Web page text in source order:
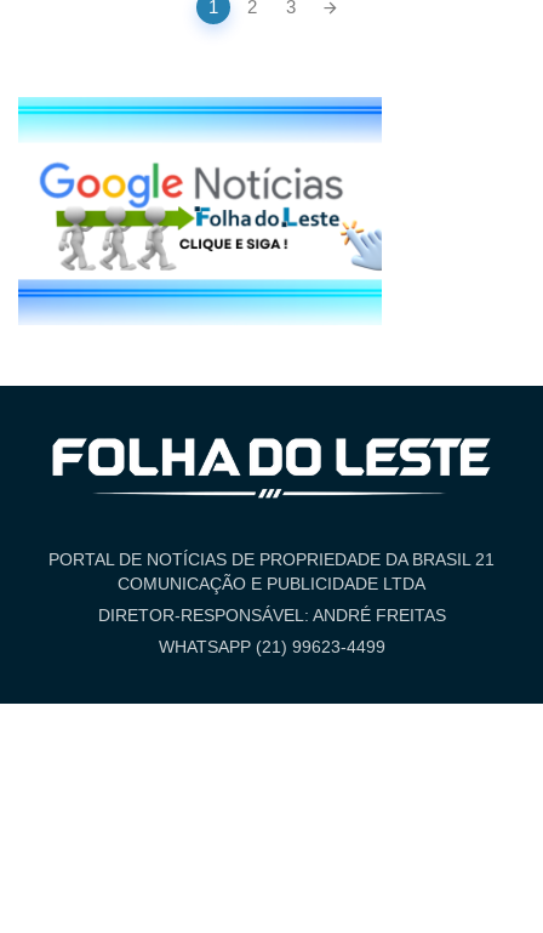
1 2 3
PORTAL DE NOTÍCIAS DE PROPRIEDADE DA BRASIL 21
COMUNICAÇÃO E PUBLICIDADE LTDA
DIRETOR-RESPONSÁVEL: ANDRÉ FREITAS
WHATSAPP (21) 99623-4499